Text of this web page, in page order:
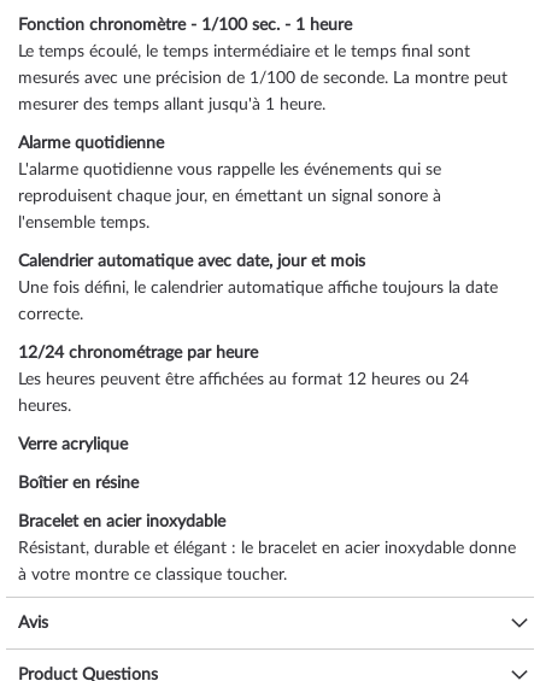
Fonction chronomètre - 1/100 sec. - 1 heure
Le temps écoulé, le temps intermédiaire et le temps final sont
mesurés avec une précision de 1/100 de seconde. La montre peut
mesurer des temps allant jusqu'à 1 heure.
Alarme quotidienne
L'alarme quotidienne vous rappelle les événements qui se
reproduisent chaque jour, en émettant un signal sonore à
l'ensemble temps.
Calendrier automatique avec date, jour et mois
Une fois défini, le calendrier automatique affiche toujours la date
correcte.
12/24 chronométrage par heure
Les heures peuvent être affichées au format 12 heures ou 24
heures.
Verre acrylique
Boîtier en résine
Bracelet en acier inoxydable
Résistant, durable et élégant : le bracelet en acier inoxydable donne
à votre montre ce classique toucher.
Fermeture réglable
confort maximum.
Avis
Product Questions